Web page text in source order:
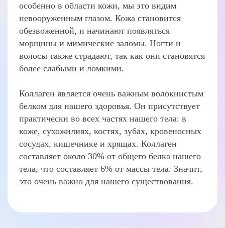
особенно в области кожи, мы это видим
невооруженным глазом. Кожа становится
обезвоженной, и начинают появляться
морщины и мимические заломы. Ногти и
волосы также страдают, так как они становятся
более слабыми и ломкими.
Коллаген является очень важным волокнистым
белком для нашего здоровья. Он присутствует
практически во всех частях нашего тела: в
коже, сухожилиях, костях, зубах, кровеносных
сосудах, кишечнике и хрящах. Коллаген
составляет около 30% от общего белка нашего
тела, что составляет 6% от массы тела. Значит,
это очень важно для нашего существования.